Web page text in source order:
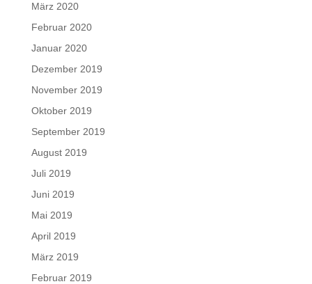
März 2020
Februar 2020
Januar 2020
Dezember 2019
November 2019
Oktober 2019
September 2019
August 2019
Juli 2019
Juni 2019
Mai 2019
April 2019
März 2019
Februar 2019